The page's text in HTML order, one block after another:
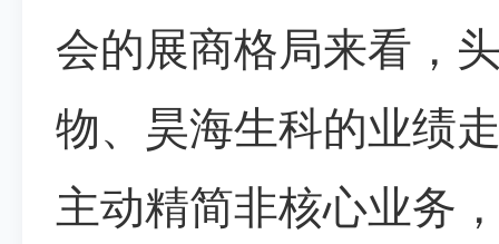
会的展商格局来看，
物、昊海生科的业绩
主动精简非核心业务